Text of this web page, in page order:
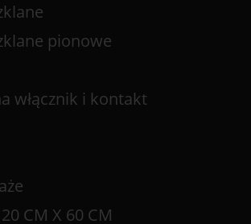
pionowe
włącznik i kontakt
CM X 60 CM